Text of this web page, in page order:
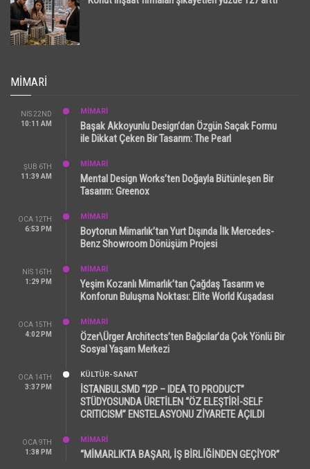
MIMARI
NIS 22ND
10:11 AM
MİMARİ
Başak Akkoyunlu Design’dan Özgün Saçak Formu
ile Dikkat Çeken Bir Tasarım: The Pearl
ŞUB 6TH
11:39 AM
MİMARİ
Mental Design Works’ten Doğayla Bütünleşen Bir
Tasarım: Greenox
OCA 12TH
6:53 PM
MİMARİ
Boytorun Mimarlık’tan Yurt Dışında İlk Mercedes-
Benz Showroom Dönüşüm Projesi
NIS 16TH
1:29 PM
MİMARİ
Yeşim Kozanlı Mimarlık’tan Çağdaş Tasarım ve
Konforun Buluşma Noktası: Elite World Kuşadası
OCA 15TH
4:02 PM
MİMARİ
Özer\Ürger Architects’ten Bağcılar’da Çok Yönlü Bir
Sosyal Yaşam Merkezi
OCA 14TH
3:37 PM
KÜLTÜR-SANAT
İSTANBULSMD “I2P – IDEA TO PRODUCT”
STÜDYOSUNDA ÜRETİLEN “ÖZ ELEŞTİRİ-SELF
CRITICISM” ENSTELASYONU ZİYARETE AÇILDI
OCA 9TH
1:38 PM
MİMARİ
“MİMARLIKTA BAŞARI, İŞ BİRLİĞİNDEN GEÇİYOR”